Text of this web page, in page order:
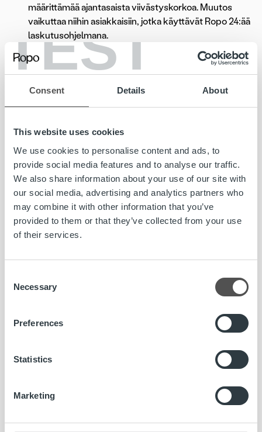
TEST
Consent Details About
This website uses cookies
We use cookies to personalise content and ads, to
provide social media features and to analyse our traffic.
We also share information about your use of our site with
our social media, advertising and analytics partners who
may combine it with other information that you’ve
provided to them or that they’ve collected from your use
of their services.
Selection
Necessary
Preferences
Statistics
Marketing
määrittämää ajantasaista viivästyskorkoa. Muutos
vaikuttaa niihin asiakkaisiin, jotka käyttävät Ropo 24:ää
laskutusohjelmana.
Hakutoimintoja laajennettu
Ropo 24:nRaportit – Tehtävät
-haussa on jatkossa
Muita päivityksiä: Ropon sisäiset
työkalut
Päivityksessä on uudistettu
asiakaspalveluhenkilöstön käytössä olevia ratkaisuja
tavoitteena helpottaa, nopeuttaa ja sujuvoittaa
tehtävien hoitoa. Olemme esimerkiksi kehittäneet
taustajärjestelmien toimintaa. Päivitysten avulla
Ropon palveluissa pystytään toimimaan
Versiopäivitys tehdään sunnuntaina 24.11.2019 klo 12-24